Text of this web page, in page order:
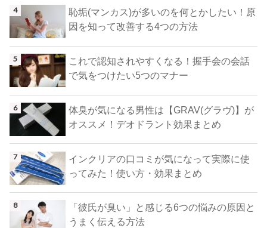
恥垢(マンカス)が多いのを何とかしたい！原
因を知って改善する4つの方法
これで認知されやすくなる！握手会の会話
で気をつけたい5つのマナー
体臭が気になる男性は【GRAV(グラヴ)】が
オススメ！デオドラント効果まとめ
インクリアの口コミが気になって実際に使
ってみた！使い方・効果まとめ
「彼氏が臭い」と感じる6つの悩みの原因と
うまく伝える方法